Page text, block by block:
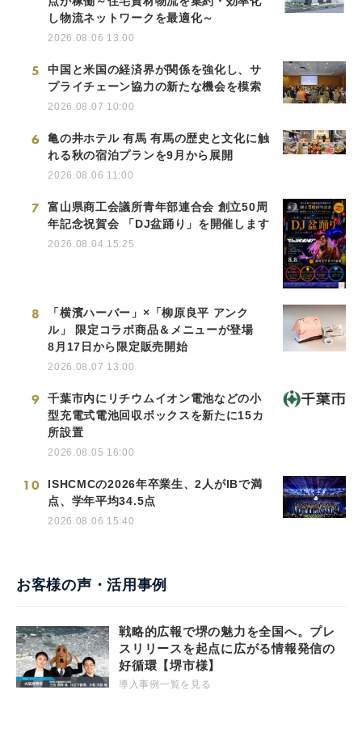
し物流ネットワークを最適化～
2026.08.06 13:00
5
中国と米国の経済界が関係を強化し、サ
プライチェーン協力の新たな機会を模索
2026.08.07 10:00
6
亀の井ホテル 有馬 有馬の歴史と文化に触
れる秋の宿泊プランを9月から展開
2026.08.06 11:00
7
富山県商工会議所青年部連合会 創立50周
年記念祝賀会 「DJ盆踊り」を開催します
2026.08.04 15:25
8
「横濱ハーバー」×「柳原良平 アンク
ル」 限定コラボ商品＆メニューが登場
8月17日から限定販売開始
2026.08.07 13:00
9
千葉市内にリチウムイオン電池などの小
型充電式電池回収ボックスを新たに15カ
所設置
2026.08.05 16:00
10
ISHCMCの2026年卒業生、2人がIBで満
点、学年平均34.5点
2026.08.06 15:40
お客様の声・活用事例
戦略的広報で堺の魅力を全国へ。プレ
スリリースを起点に広がる情報発信の
好循環【堺市様】
導入事例一覧を見る